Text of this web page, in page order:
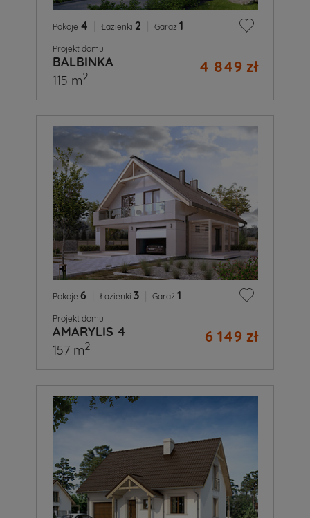
Pokoje 4 Łazienki 2 Garaż 1
Projekt domu
BALBINKA 4 849 zł
115 m2
Pokoje 6 Łazienki 3 Garaż 1
Projekt domu
AMARYLIS 4 6 149 zł
157 m2